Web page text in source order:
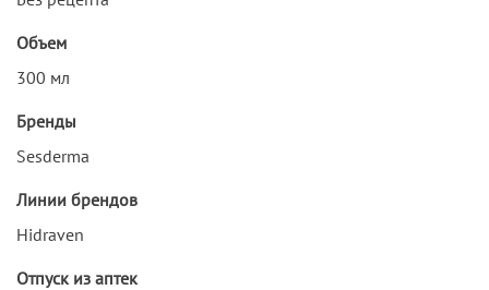
Объем
300 мл
Бренды
Sesderma
Линии брендов
Hidraven
Отпуск из аптек